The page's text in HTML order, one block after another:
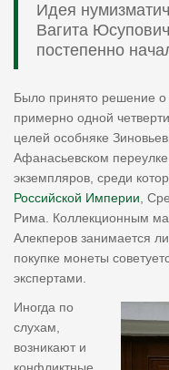
Идея
Вагита
постепенно
Было принято решение о
примерно одной
целей особняке
Афанасьевском
экземпляров, среди
Российской Империи ,
Рима. Коллекционным
Алекперов занимается
покупке монеты
экспертами.
Иногда по
слухам,
возникают и